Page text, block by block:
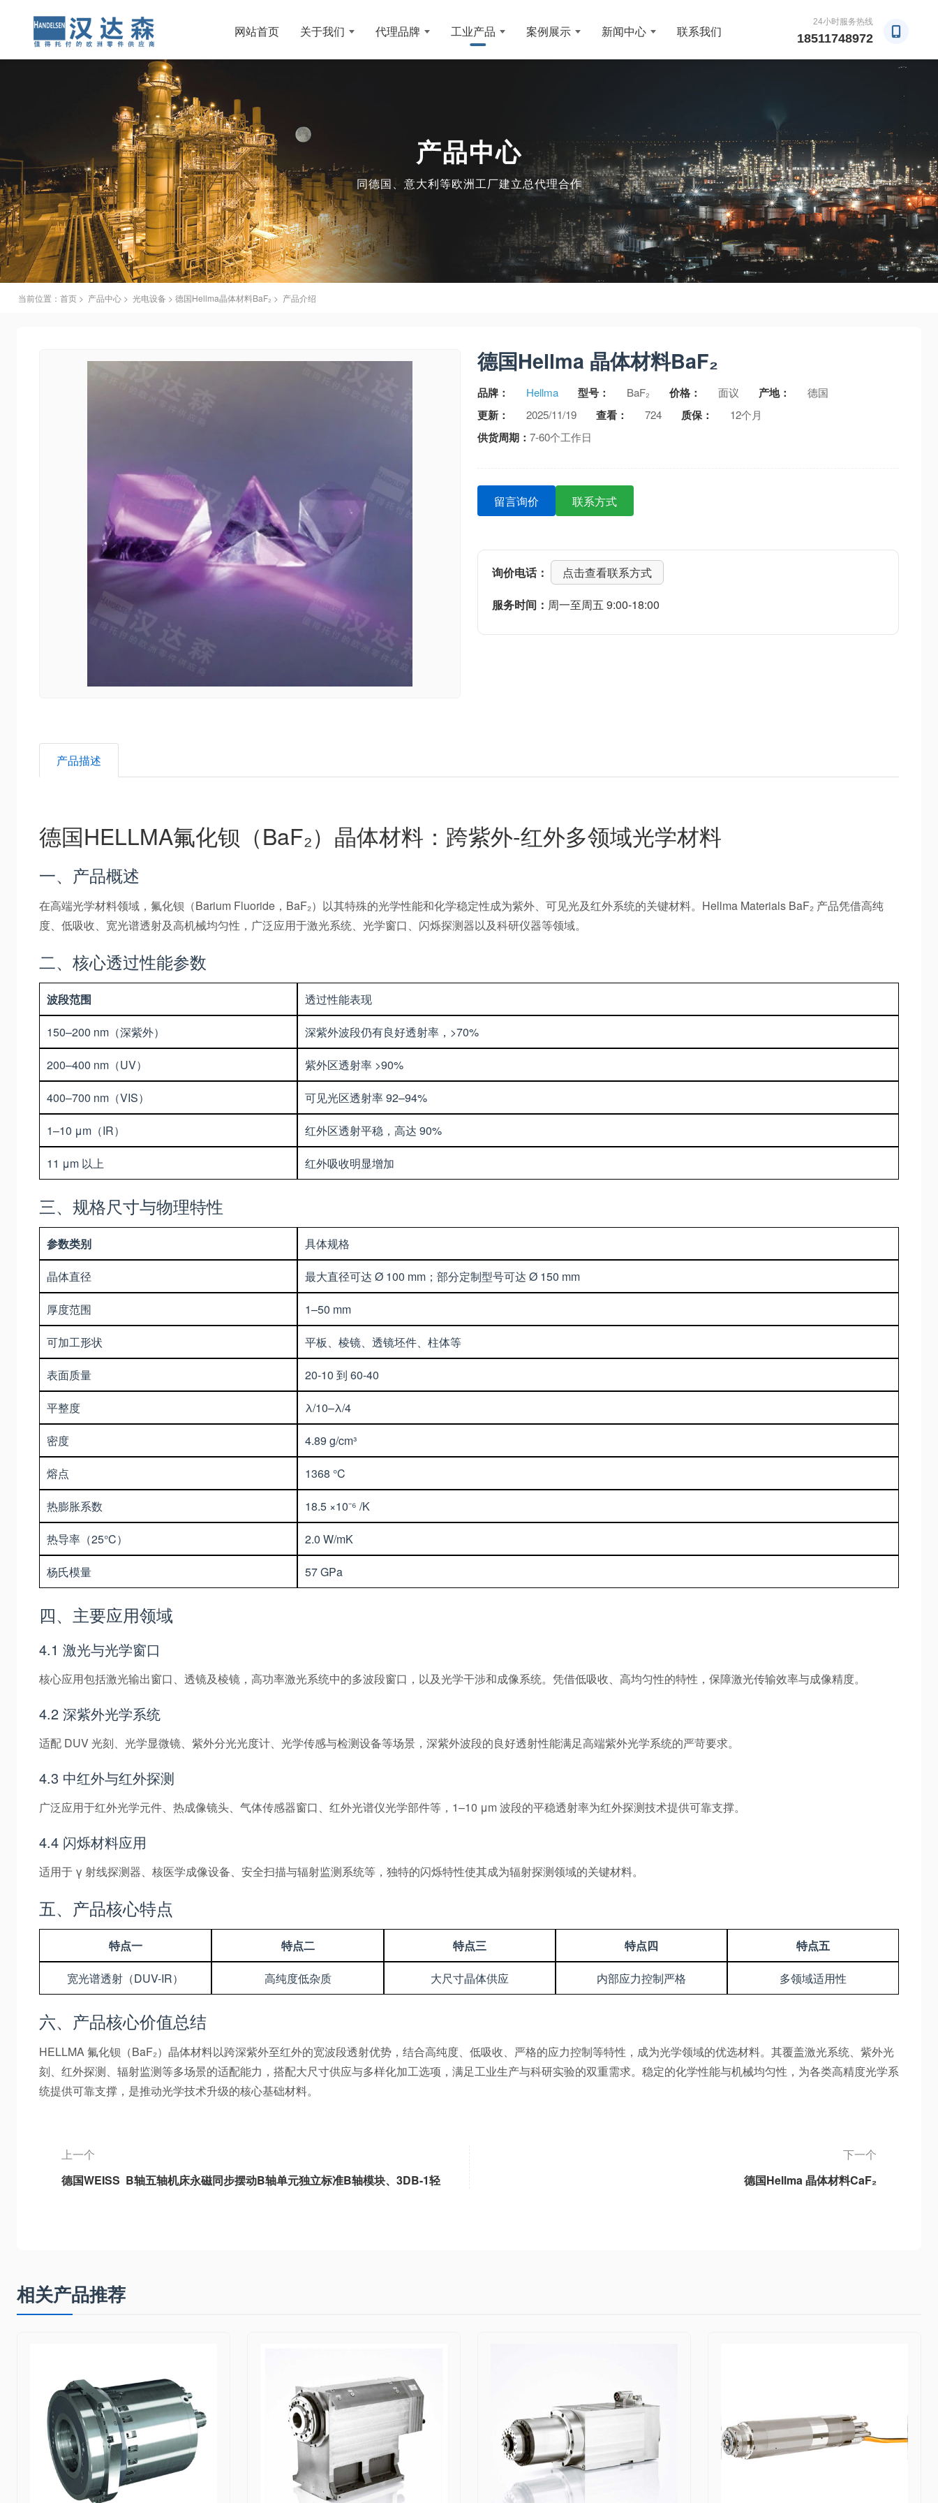
网站首页 关于我们 代理品牌 工业产品 案例展示 新闻中心 联系我们
24小时服务热线
18511748972
产品中心
同德国、意大利等欧洲工厂建立总代理合作
当前位置： 首页> 产品中心> 光电设备 > 德国Hellma晶体材料BaF₂ > 产品介绍
德国Hellma 晶体材料BaF₂
品牌： Hellma 型号： BaF₂ 价格： 面议 产地： 德国
更新： 2025/11/19 查看： 724 质保： 12个月
供货周期： 7-60个工作日
留言询价 联系方式
询价电话：
点击查看联系方式
服务时间： 周一至周五 9:00-18:00
产品描述
德国HELLMA氟化钡（BaF₂）晶体材料：跨紫外-红外多领域光学材料
一、产品概述
在高端光学材料领域，氟化钡（Barium Fluoride，BaF₂）以其特殊的光学性能和化学稳定性成为紫外、可见光及红外系统的关键材料。Hellma Materials BaF₂ 产品凭借高纯
度、低吸收、宽光谱透射及高机械均匀性，广泛应用于激光系统、光学窗口、闪烁探测器以及科研仪器等领域。
二、核心透过性能参数
波段范围 透过性能表现
150–200 nm（深紫外） 深紫外波段仍有良好透射率，>70%
200–400 nm（UV） 紫外区透射率 >90%
400–700 nm（VIS） 可见光区透射率 92–94%
1–10 μm（IR） 红外区透射平稳，高达 90%
11 μm 以上 红外吸收明显增加
三、规格尺寸与物理特性
参数类别 具体规格
晶体直径 最大直径可达 Ø 100 mm；部分定制型号可达 Ø 150 mm
厚度范围 1–50 mm
可加工形状 平板、棱镜、透镜坯件、柱体等
表面质量 20-10 到 60-40
平整度 λ/10–λ/4
密度 4.89 g/cm³
熔点 1368 °C
热膨胀系数 18.5 ×10⁻⁶ /K
热导率（25°C） 2.0 W/mK
杨氏模量 57 GPa
四、主要应用领域
4.1 激光与光学窗口
核心应用包括激光输出窗口、透镜及棱镜，高功率激光系统中的多波段窗口，以及光学干涉和成像系统。凭借低吸收、高均匀性的特性，保障激光传输效率与成像精度。
4.2 深紫外光学系统
适配 DUV 光刻、光学显微镜、紫外分光光度计、光学传感与检测设备等场景，深紫外波段的良好透射性能满足高端紫外光学系统的严苛要求。
4.3 中红外与红外探测
广泛应用于红外光学元件、热成像镜头、气体传感器窗口、红外光谱仪光学部件等，1–10 μm 波段的平稳透射率为红外探测技术提供可靠支撑。
4.4 闪烁材料应用
适用于 γ 射线探测器、核医学成像设备、安全扫描与辐射监测系统等，独特的闪烁特性使其成为辐射探测领域的关键材料。
五、产品核心特点
特点一 特点二 特点三 特点四 特点五
宽光谱透射（DUV-IR） 高纯度低杂质 大尺寸晶体供应 内部应力控制严格 多领域适用性
六、产品核心价值总结
HELLMA 氟化钡（BaF₂）晶体材料以跨深紫外至红外的宽波段透射优势，结合高纯度、低吸收、严格的应力控制等特性，成为光学领域的优选材料。其覆盖激光系统、紫外光
刻、红外探测、辐射监测等多场景的适配能力，搭配大尺寸供应与多样化加工选项，满足工业生产与科研实验的双重需求。稳定的化学性能与机械均匀性，为各类高精度光学系
统提供可靠支撑，是推动光学技术升级的核心基础材料。
上一个
德国WEISS B轴五轴机床永磁同步摆动B轴单元独立标准B轴模块、3DB-1轻
下一个
德国Hellma 晶体材料CaF₂
相关产品推荐